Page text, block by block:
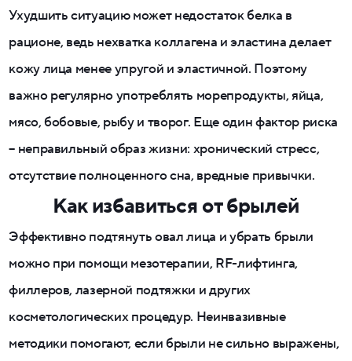
Ухудшить ситуацию может недостаток белка в
рационе, ведь нехватка коллагена и эластина делает
кожу лица менее упругой и эластичной. Поэтому
важно регулярно употреблять морепродукты, яйца,
мясо, бобовые, рыбу и творог. Еще один фактор риска
– неправильный образ жизни: хронический стресс,
отсутствие полноценного сна, вредные привычки.
Как избавиться от брылей
Эффективно подтянуть овал лица и убрать брыли
можно при помощи мезотерапии, RF-лифтинга,
филлеров, лазерной подтяжки и других
косметологических процедур. Неинвазивные
методики помогают, если брыли не сильно выражены,